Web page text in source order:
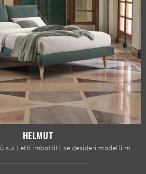
HELMUT
Clicca e scopri di più sui Letti imbottiti: se desideri modelli matrimoniali moderni, il modello Helmut Dorelan Letti fa al caso tuo.